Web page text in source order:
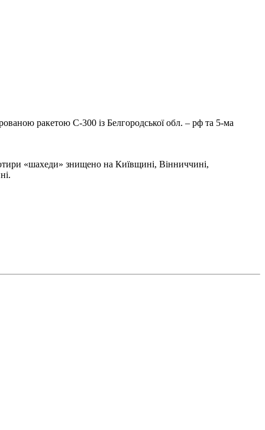
ракетою С-300 із Белгородської обл. – рф та 5-ма
«шахеди» знищено на Київщині, Вінниччині,